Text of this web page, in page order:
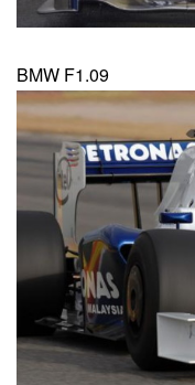
BMW F1.09